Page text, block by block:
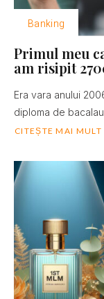
Banking
Primul meu
am risipit
Era vara anului
diploma de
CITEȘTE MAI MULT